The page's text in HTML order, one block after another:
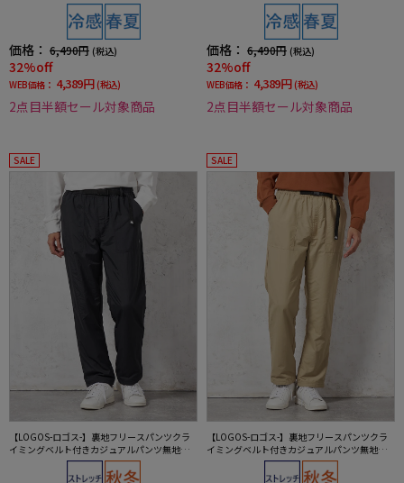
価格： 6,490円 (税込)
32%off
WEB価格： 4,389円 (税込)
2点目半額セール対象商品
価格： 6,490円 (税込)
32%off
WEB価格： 4,389円 (税込)
2点目半額セール対象商品
SALE
【LOGOS-ロゴス-】裏地フリースパンツクラ
イミングベルト付きカジュアルパンツ無地秋
SALE
【LOGOS-ロゴス-】裏地フリースパンツクラ
イミングベルト付きカジュアルパンツ無地秋